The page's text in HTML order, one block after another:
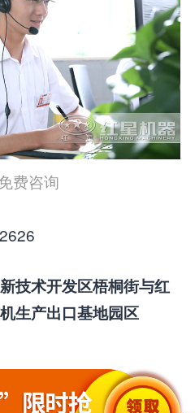
费咨询
技术开发区梧桐街与红
生产出口基地园区